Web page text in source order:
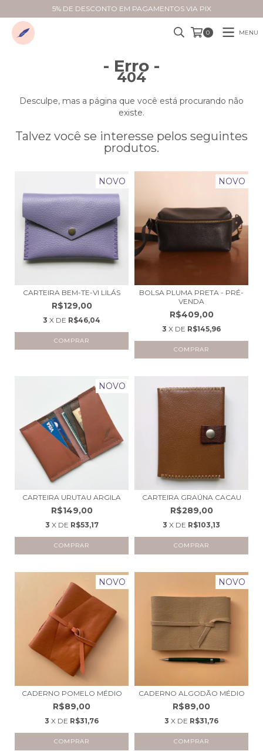
5% DE DESCONTO EM PAGAMENTOS VIA PIX
0 MENU
- Erro -
404
Desculpe, mas a página que você está procurando não
existe.
Talvez você se interesse pelos seguintes
produtos.
NOVO
CARTEIRA BEM-TE-VI LILÁS
R$129,00
3 X DE R$46,04
NOVO
BOLSA PLUMA PRETA - PRÉ-
VENDA
R$409,00
3 X DE R$145,96
NOVO
CARTEIRA URUTAU ARGILA
R$149,00
3 X DE R$53,17
CARTEIRA GRAÚNA CACAU
R$289,00
3 X DE R$103,13
NOVO
CADERNO POMELO MÉDIO
R$89,00
3 X DE R$31,76
NOVO
CADERNO ALGODÃO MÉDIO
R$89,00
3 X DE R$31,76